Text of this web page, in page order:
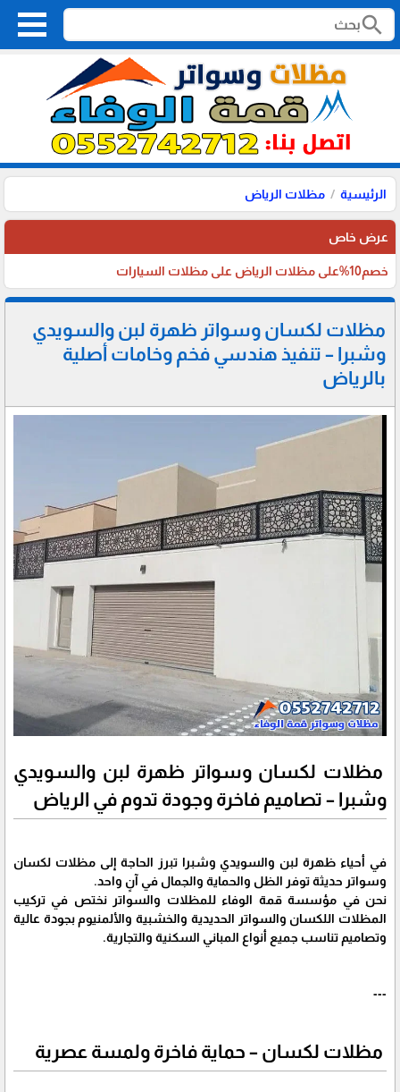
search
الرئيسية مظلات الرياض
عرض خاص
خصم10%على مظلات الرياض على مظلات السيارات
مظلات لكسان وسواتر ظهرة لبن والسويدي
وشبرا – تنفيذ هندسي فخم وخامات أصلية
بالرياض
مظلات لكسان وسواتر ظهرة لبن والسويدي
وشبرا – تصاميم فاخرة وجودة تدوم في الرياض
في أحياء ظهرة لبن والسويدي وشبرا تبرز الحاجة إلى مظلات لكسان
وسواتر حديثة توفر الظل والحماية والجمال في آنٍ واحد.
نحن في مؤسسة قمة الوفاء للمظلات والسواتر نختص في تركيب
المظلات اللكسان والسواتر الحديدية والخشبية والألمنيوم بجودة عالية
وتصاميم تناسب جميع أنواع المباني السكنية والتجارية.
---
مظلات لكسان – حماية فاخرة ولمسة عصرية